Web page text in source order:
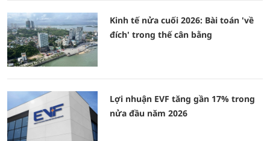
Kinh tế nửa cuối 2026: Bài toán 'về
đích' trong thế cân bằng
Lợi nhuận EVF tăng gần 17% trong
nửa đầu năm 2026